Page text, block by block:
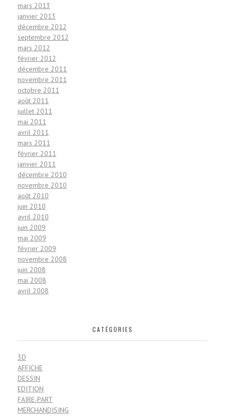
mars 2013
janvier 2013
décembre 2012
septembre 2012
mars 2012
février 2012
décembre 2011
novembre 2011
octobre 2011
août 2011
juillet 2011
mai 2011
avril 2011
mars 2011
février 2011
janvier 2011
décembre 2010
novembre 2010
août 2010
juin 2010
avril 2010
juin 2009
mai 2009
février 2009
novembre 2008
juin 2008
mai 2008
avril 2008
CATÉGORIES
3D
AFFICHE
DESSIN
EDITION
FAIRE-PART
MERCHANDISING